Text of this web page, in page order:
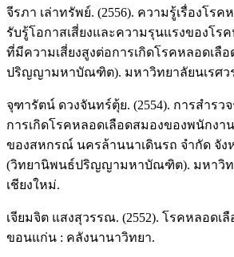
จีรภา เล่าทรัพย์. (2556). ความรู้เรื่องโร
รับรู้โอกาสเสี่ยงและความรุนแรงของโร
ที่มีความเสี่ยงสูงต่อการเกิดโรคหลอดเลื
ปริญญามหาบัณฑิต). มหาวิทยาลัยนเรศว
จุฑารัตน์ ดวงจันทร์ตุ้ย. (2554). การสำรว
การเกิดโรคหลอดเลือดสมองของพนักงา
ของสหกรณ์ นครล้านนาเดินรถ จำกัด จัง
(วิทยานิพนธ์ปริญญามหาบัณฑิต). มหาวิท
เชียงใหม่.
เจียมจิต แสงสุวรรณ. (2552). โรคหลอดเ
ขอนแก่น : คลังนานาวิทยา.